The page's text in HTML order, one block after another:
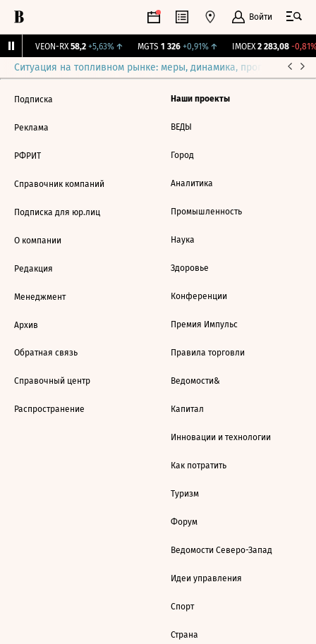
Войти
VEON-RX 58,2 +5,63%↑ MGTS 1 326 +0,91%↑ IMOEX 2 283,08 -0,81%
Ситуация на топливном рынке: меры, динамика, прогнозы
Подписка
Реклама
РФРИТ
Справочник компаний
Подписка для юр.лиц
О компании
Редакция
Менеджмент
Архив
Обратная связь
Справочный центр
Распространение
Наши проекты
ВЕДЫ
Город
Аналитика
Промышленность
Наука
Здоровье
Конференции
Премия Импульс
Правила торговли
Ведомости&
Капитал
Инновации и технологии
Как потратить
Туризм
Форум
Ведомости Северо-Запад
Идеи управления
Спорт
Страна